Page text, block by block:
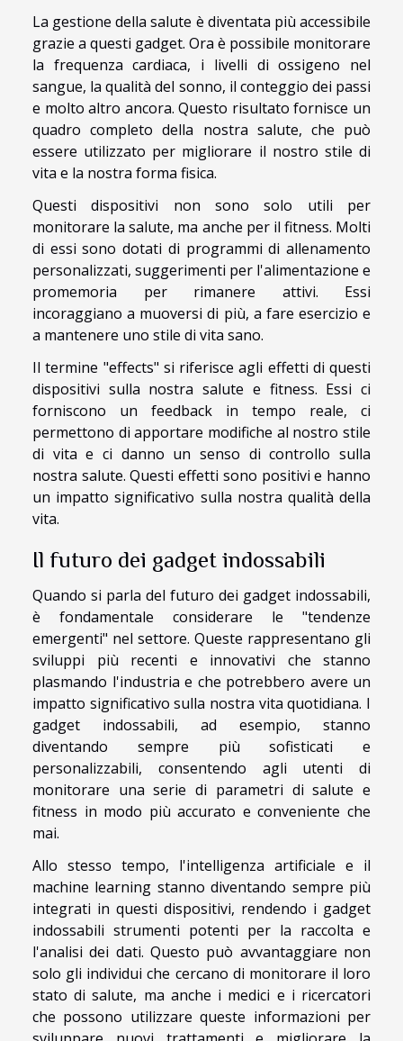
La gestione della salute è diventata più accessibile
grazie a questi gadget. Ora è possibile monitorare
la frequenza cardiaca, i livelli di ossigeno nel
sangue, la qualità del sonno, il conteggio dei passi
e molto altro ancora. Questo risultato fornisce un
quadro completo della nostra salute, che può
essere utilizzato per migliorare il nostro stile di
vita e la nostra forma fisica.
Questi dispositivi non sono solo utili per
monitorare la salute, ma anche per il fitness. Molti
di essi sono dotati di programmi di allenamento
personalizzati, suggerimenti per l'alimentazione e
promemoria per rimanere attivi. Essi
incoraggiano a muoversi di più, a fare esercizio e
a mantenere uno stile di vita sano.
Il termine "effects" si riferisce agli effetti di questi
dispositivi sulla nostra salute e fitness. Essi ci
forniscono un feedback in tempo reale, ci
permettono di apportare modifiche al nostro stile
di vita e ci danno un senso di controllo sulla
nostra salute. Questi effetti sono positivi e hanno
un impatto significativo sulla nostra qualità della
vita.
Il futuro dei gadget indossabili
Quando si parla del futuro dei gadget indossabili,
è fondamentale considerare le "tendenze
emergenti" nel settore. Queste rappresentano gli
sviluppi più recenti e innovativi che stanno
plasmando l'industria e che potrebbero avere un
impatto significativo sulla nostra vita quotidiana. I
gadget indossabili, ad esempio, stanno
diventando sempre più sofisticati e
personalizzabili, consentendo agli utenti di
monitorare una serie di parametri di salute e
fitness in modo più accurato e conveniente che
mai.
Allo stesso tempo, l'intelligenza artificiale e il
machine learning stanno diventando sempre più
integrati in questi dispositivi, rendendo i gadget
indossabili strumenti potenti per la raccolta e
l'analisi dei dati. Questo può avvantaggiare non
solo gli individui che cercano di monitorare il loro
stato di salute, ma anche i medici e i ricercatori
che possono utilizzare queste informazioni per